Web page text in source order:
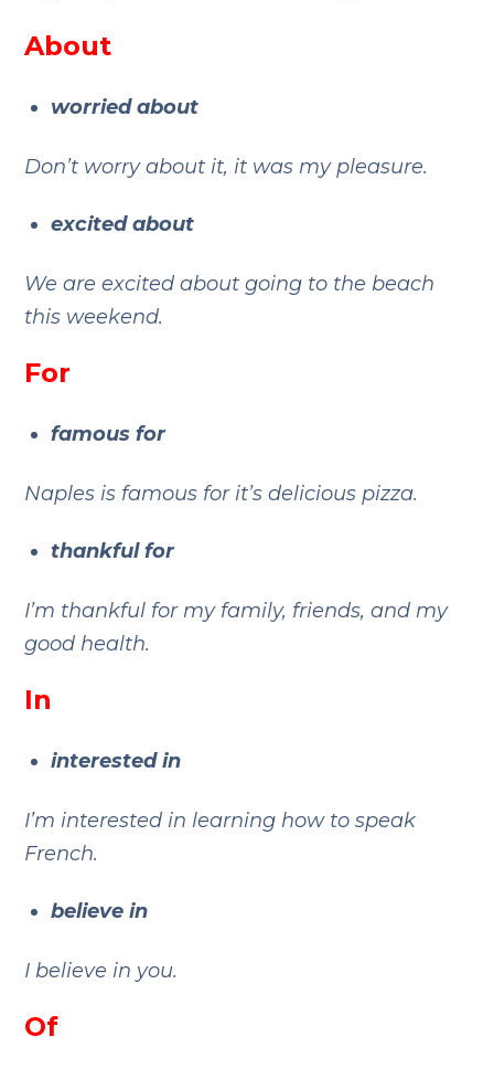
About
worried about
Don’t worry about it, it was my pleasure.
excited about
We are excited about going to the beach
this weekend.
For
famous for
Naples is famous for it’s delicious pizza.
thankful for
I’m thankful for my family, friends, and my
good health.
In
interested in
I’m interested in learning how to speak
French.
believe in
I believe in you.
Of